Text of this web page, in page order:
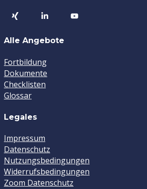
Alle Angebote
Fortbildung
Dokumente
Checklisten
Glossar
Legales
Impressum
Datenschutz
Nutzungsbedingungen
Widerrufsbedingungen
Zoom Datenschutz